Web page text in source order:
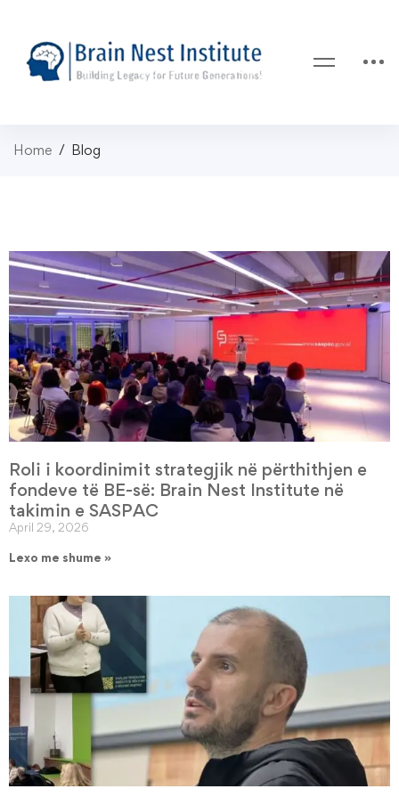
Home Blog
Roli i koordinimit strategjik në përthithjen e
fondeve të BE-së: Brain Nest Institute në
takimin e SASPAC
April 29, 2026
Lexo me shume »